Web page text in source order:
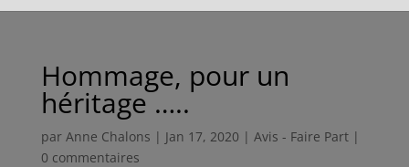
Hommage, pour un
héritage …..
par Anne Chalons | Jan 17, 2020 | Avis - Faire Part|
0 commentaires